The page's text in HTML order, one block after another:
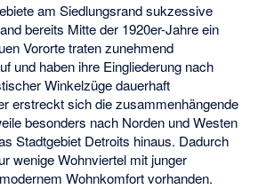
am Siedlungsrand sukzessive
bereits Mitte der 1920er-Jahre ein
Vororte traten zunehmend
und haben ihre Eingliederung nach
Winkelzüge dauerhaft
erstreckt sich die zusammenhängende
besonders nach Norden und Westen
Stadtgebiet Detroits hinaus. Dadurch
wenige Wohnviertel mit junger
Wohnkomfort vorhanden.